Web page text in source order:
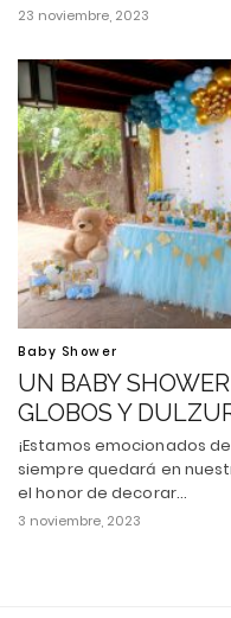
23 noviembre, 2023
Baby Shower
UN BABY
GLOBOS Y
¡Estamos emocionados
siempre quedará en
el honor de decorar…
3 noviembre, 2023